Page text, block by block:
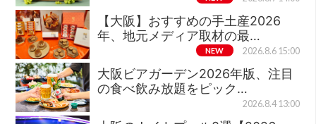
【大阪】おすすめの手土産2026
年、地元メディア取材の最…
NEW 2026.8.6 15:00
大阪ビアガーデン2026年版、注目
の食べ飲み放題をピック…
2026.8.4 13:00